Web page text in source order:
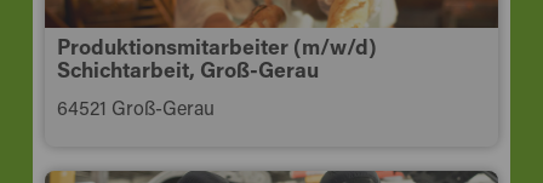
Produktionsmitarbeiter (m/w/d)
Schichtarbeit, Groß-Gerau
64521 Groß-Gerau